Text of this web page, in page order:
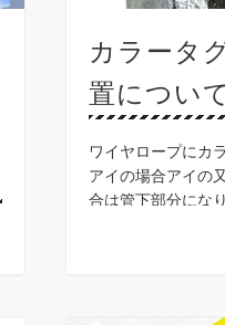
カラータ
置について
ワイヤロープにカ
アイの場合アイの
合は管下部分にな